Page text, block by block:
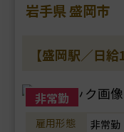
岩手県 盛岡市
【盛岡駅／日
非常勤
雇用形態
非常勤